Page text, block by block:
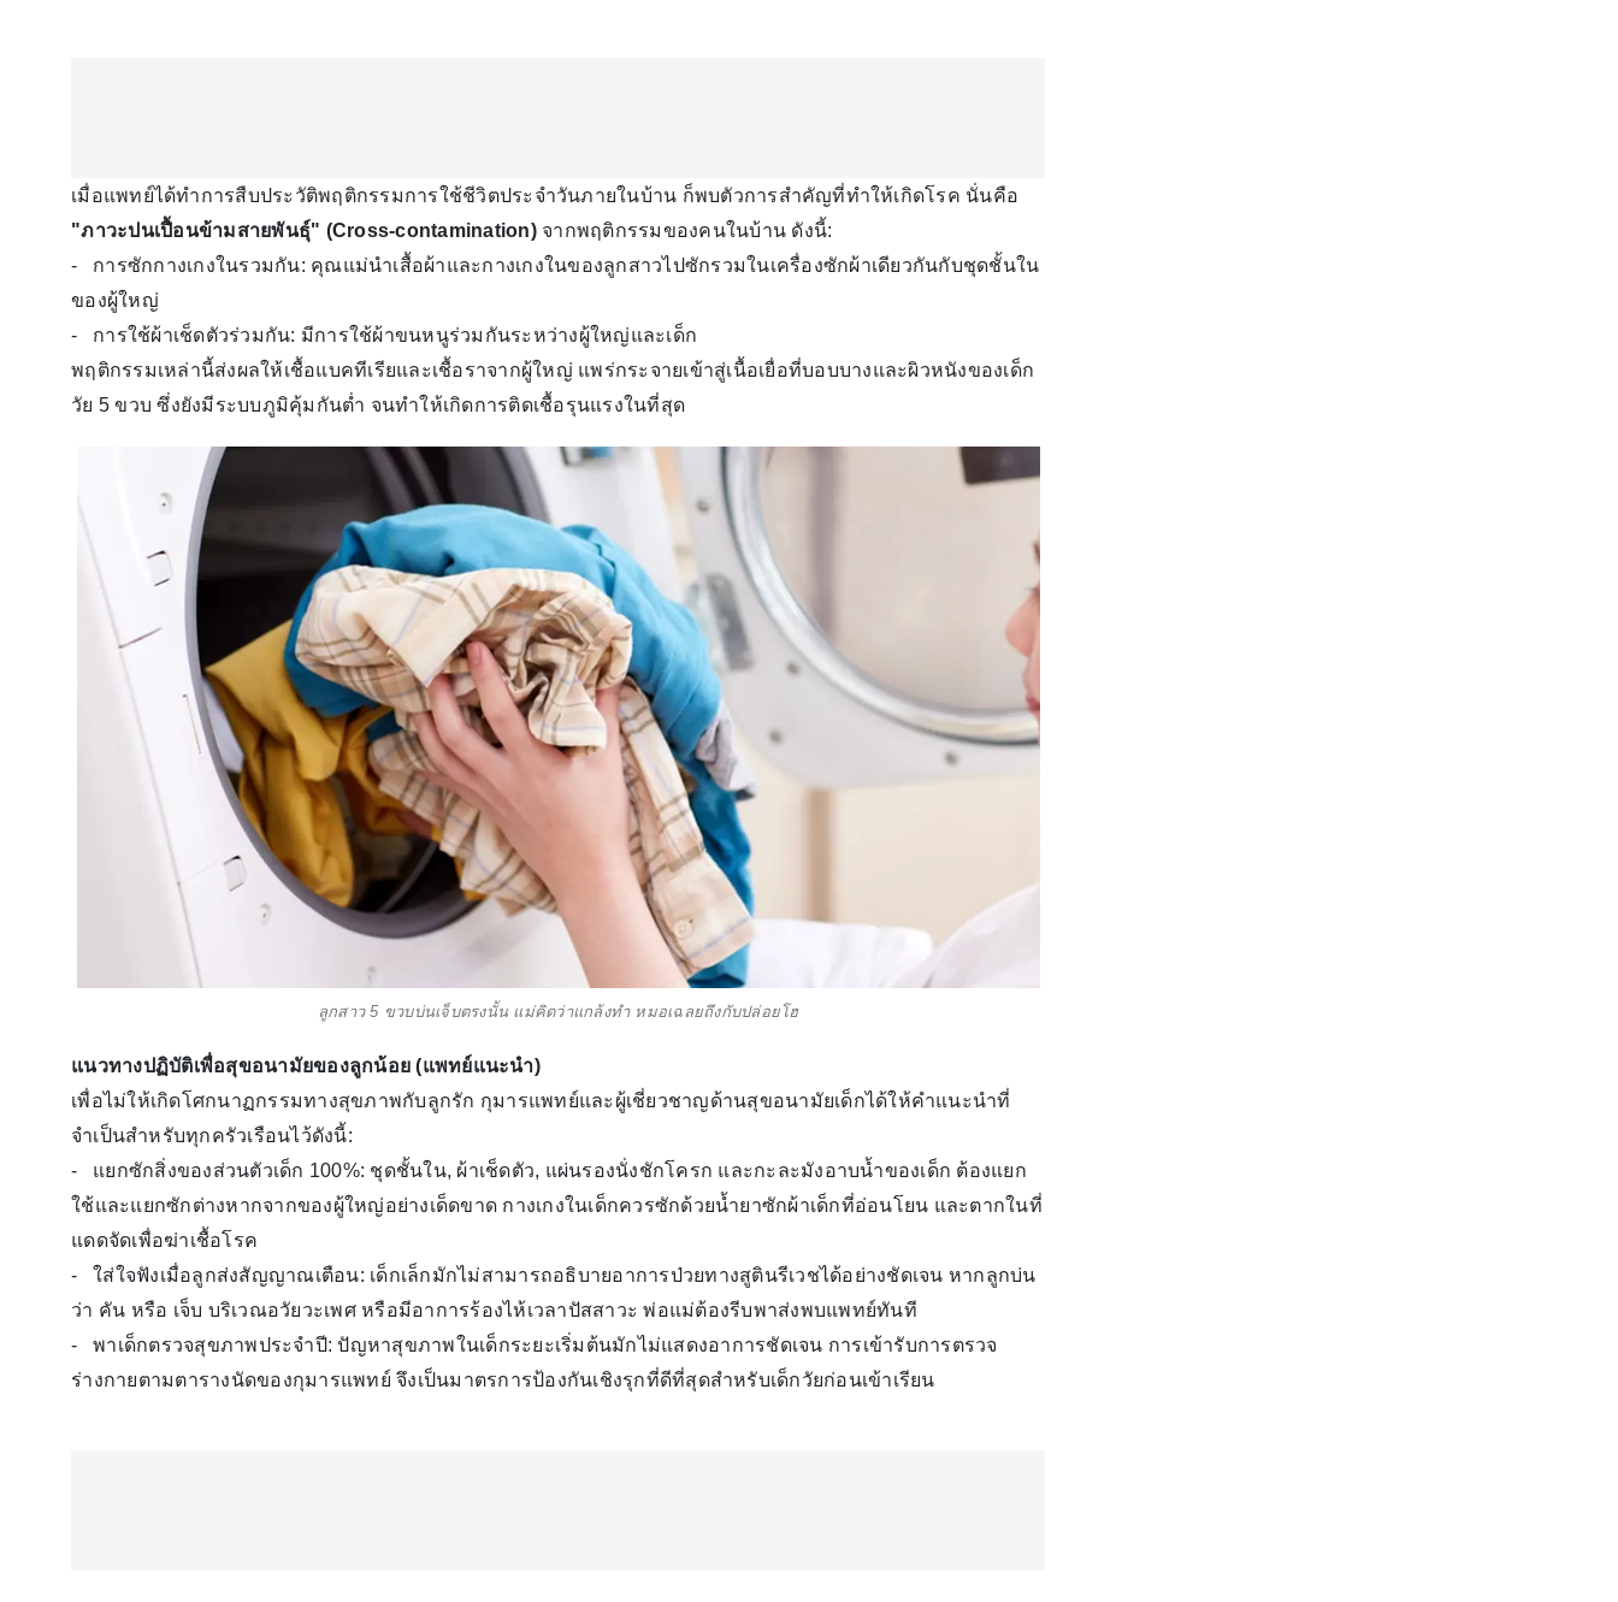
เมื่อแพทย์ได้ทำการสืบประวัติพฤติกรรมการใช้ชีวิตประจำวันภายในบ้าน ก็พบตัวการสำคัญที่ทำให้เกิดโรค นั่นคือ
"ภาวะปนเปื้อนข้ามสายพันธุ์" (Cross-contamination)จากพฤติกรรมของคนในบ้าน ดังนี้:
- การซักกางเกงในรวมกัน: คุณแม่นำเสื้อผ้าและกางเกงในของลูกสาวไปซักรวมในเครื่องซักผ้าเดียวกันกับชุดชั้นใน
ของผู้ใหญ่
- การใช้ผ้าเช็ดตัวร่วมกัน: มีการใช้ผ้าขนหนูร่วมกันระหว่างผู้ใหญ่และเด็ก
พฤติกรรมเหล่านี้ส่งผลให้เชื้อแบคทีเรียและเชื้อราจากผู้ใหญ่ แพร่กระจายเข้าสู่เนื้อเยื่อที่บอบบางและผิวหนังของเด็ก
วัย 5 ขวบ ซึ่งยังมีระบบภูมิคุ้มกันต่ำ จนทำให้เกิดการติดเชื้อรุนแรงในที่สุด
ลูกสาว 5 ขวบบ่นเจ็บตรงนั้น แม่คิดว่าแกล้งทำ หมอเฉลยถึงกับปล่อยโฮ
แนวทางปฏิบัติเพื่อสุขอนามัยของลูกน้อย (แพทย์แนะนำ)
เพื่อไม่ให้เกิดโศกนาฏกรรมทางสุขภาพกับลูกรัก กุมารแพทย์และผู้เชี่ยวชาญด้านสุขอนามัยเด็กได้ให้คำแนะนำที่
จำเป็นสำหรับทุกครัวเรือนไว้ดังนี้:
- แยกซักสิ่งของส่วนตัวเด็ก 100%: ชุดชั้นใน, ผ้าเช็ดตัว, แผ่นรองนั่งชักโครก และกะละมังอาบน้ำของเด็ก ต้องแยก
ใช้และแยกซักต่างหากจากของผู้ใหญ่อย่างเด็ดขาด กางเกงในเด็กควรซักด้วยน้ำยาซักผ้าเด็กที่อ่อนโยน และตากในที่
แดดจัดเพื่อฆ่าเชื้อโรค
- ใส่ใจฟังเมื่อลูกส่งสัญญาณเตือน: เด็กเล็กมักไม่สามารถอธิบายอาการป่วยทางสูตินรีเวชได้อย่างชัดเจน หากลูกบ่น
ว่า คัน หรือ เจ็บ บริเวณอวัยวะเพศ หรือมีอาการร้องไห้เวลาปัสสาวะ พ่อแม่ต้องรีบพาส่งพบแพทย์ทันที
- พาเด็กตรวจสุขภาพประจำปี: ปัญหาสุขภาพในเด็กระยะเริ่มต้นมักไม่แสดงอาการชัดเจน การเข้ารับการตรวจ
ร่างกายตามตารางนัดของกุมารแพทย์ จึงเป็นมาตรการป้องกันเชิงรุกที่ดีที่สุดสำหรับเด็กวัยก่อนเข้าเรียน